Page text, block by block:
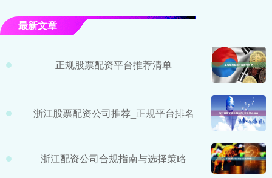
最新文章
正规股票配资平台推荐清单
浙江股票配资公司推荐_正规平台排名
浙江配资公司合规指南与选择策略